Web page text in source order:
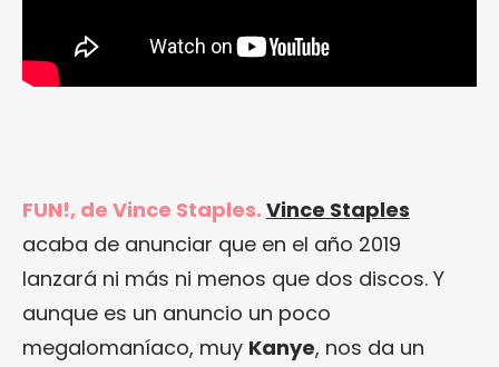
FUN!, de Vince Staples. Vince Staples
acaba de anunciar que en el año 2019
lanzará ni más ni menos que dos discos. Y
aunque es un anuncio un poco
megalomaníaco, muy Kanye, nos da un